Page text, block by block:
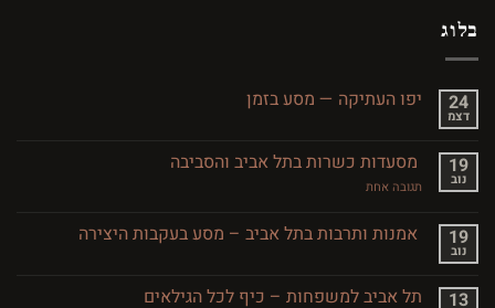
בלוג
24
דצמ
יפו העתיקה — מסע בזמן
יפו
העתיקה
—
19
נוב
מסעדות כשרות בתל אביב והסביבה
תגובה אחתעל
בתל
אביב 19
נוב
אמנות ותרבות בתל אביב – מסע בעקבות היצירה
אמנות 13 תל אביב למשפחות – כיף לכל הגילאים